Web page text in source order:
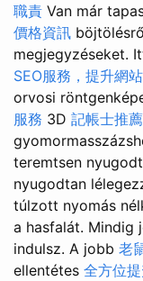
職責 Van már
價格資訊
megjegyzéseket.
SEO服務，提升網
orvosi
服務 3D 記帳士推薦
teremtsen
nyugodtan
túlzott nyomás
a hasfalát. Mindig
indulsz. A jobb 老
ellentétes 全方位